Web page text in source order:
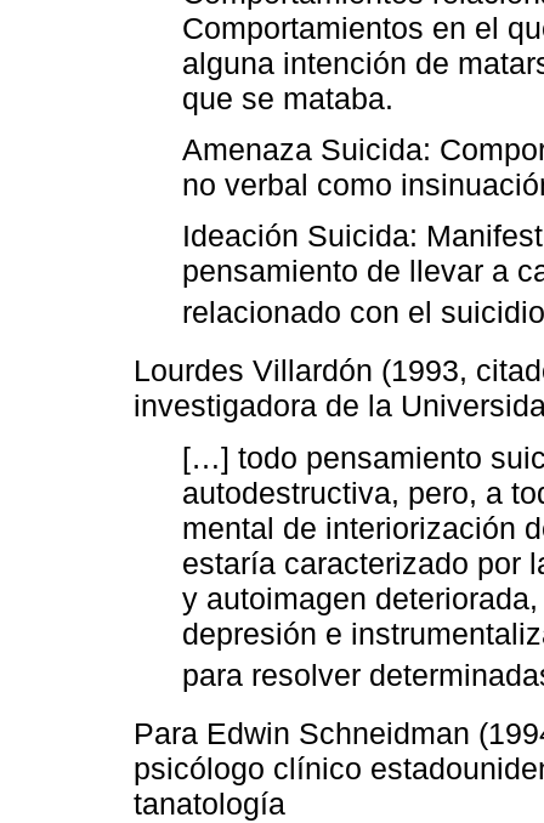
Comportamientos en el
alguna intención de
que se mataba.
Amenaza Suicida:
no verbal como
Ideación Suicida:
pensamiento de llevar a
relacionado con el
Lourdes Villardón (1993,
investigadora de la
[…] todo pensamiento
autodestructiva, pero, a
mental de interiorización
estaría caracterizado por
y autoimagen
depresión e
para resolver
Para Edwin Schneidman
psicólogo clínico
tanatología